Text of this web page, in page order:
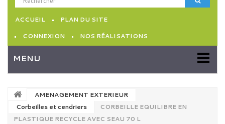
ACCUEIL
PLAN DU SITE
CONNEXION
NOS RÉALISATIONS
MENU
AMENAGEMENT EXTERIEUR
Corbeilles et cendriers
CORBEILLE EQUILIBRE EN
PLASTIQUE RECYCLE AVEC SEAU 70 L